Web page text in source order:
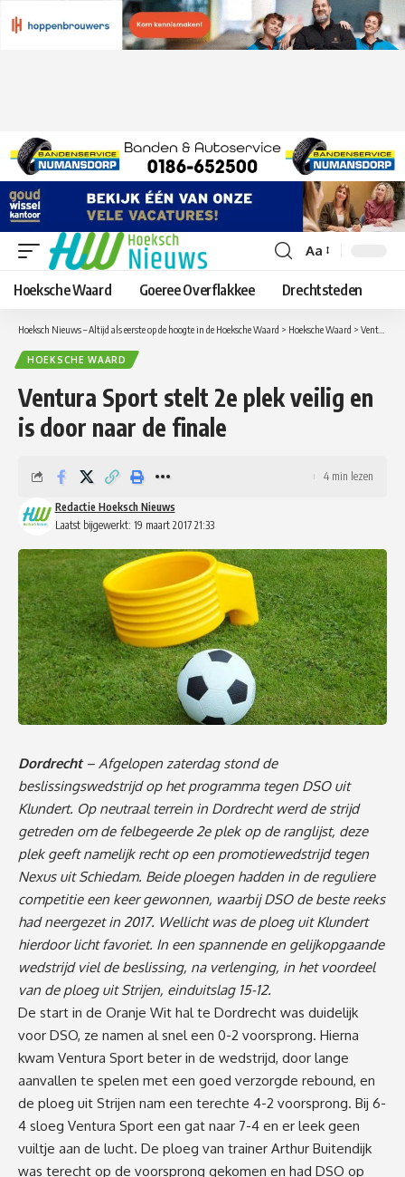
Lettergrootte
aanpassen
Aa
Hoeksche Waard Goeree Overflakkee Drechtsteden
Hoeksch Nieuws – Altijd als eerste op de hoogte in de Hoeksche Waard > Hoeksche Waard > Ventura Sport stelt 2e plek veilig en is door naar de finale
HOEKSCHE WAARD
Ventura Sport stelt 2e plek veilig en
is door naar de finale
Laatst bijgewerkt: 19 maart 2017 21:33
Redactie Hoeksch Nieuws
4 min lezen
Dordrecht– Afgelopen zaterdag stond de
beslissingswedstrijd op het programma tegen DSO uit
Klundert. Op neutraal terrein in Dordrecht werd de strijd
getreden om de felbegeerde 2e plek op de ranglijst, deze
plek geeft namelijk recht op een promotiewedstrijd tegen
Nexus uit Schiedam. Beide ploegen hadden in de reguliere
competitie een keer gewonnen, waarbij DSO de beste reeks
had neergezet in 2017. Wellicht was de ploeg uit Klundert
hierdoor licht favoriet. In een spannende en gelijkopgaande
wedstrijd viel de beslissing, na verlenging, in het voordeel
van de ploeg uit Strijen, einduitslag 15-12.
De start in de Oranje Wit hal te Dordrecht was duidelijk
voor DSO, ze namen al snel een 0-2 voorsprong. Hierna
kwam Ventura Sport beter in de wedstrijd, door lange
aanvallen te spelen met een goed verzorgde rebound, en
de ploeg uit Strijen nam een terechte 4-2 voorsprong. Bij 6-
4 sloeg Ventura Sport een gat naar 7-4 en er leek geen
vuiltje aan de lucht. De ploeg van trainer Arthur Buitendijk
was terecht op de voorsprong gekomen en had DSO op